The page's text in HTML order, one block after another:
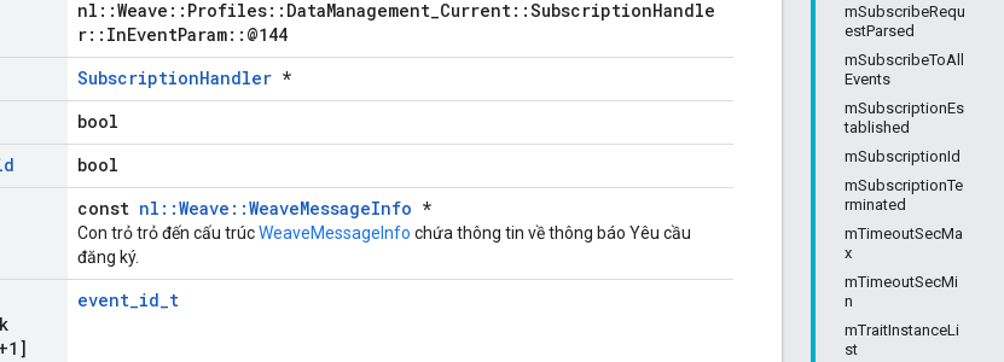
mSubscribeRequ
estParsed
mSubscribeToAll
Events
mSubscriptionEs
tablished
mSubscriptionId
mSubscriptionTe
rminated
mTimeoutSecMa
x
mTimeoutSecMi
n
mTraitInstanceLi
st
nl::Weave::Profiles::DataManagement_Current::SubscriptionHandle
r::InEventParam::@144
SubscriptionHandler *
bool
bool
const nl::Weave::WeaveMessageInfo *
Con trỏ trỏ đến cấu trúcWeaveMessageInfo chứa thông tin về thông báo Yêu cầu
đăng ký.
event_id_t